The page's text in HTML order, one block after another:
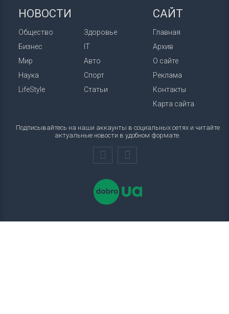
НОВОСТИ
Общество
Бизнес
Мир
Наука
LifeStyle
Здоровье
IT
Авто
Спорт
Статьи
САЙТ
Главная
Архив
О сайте
Реклама
Контакты
Карта сайта
Подписывайтесь на наши аккаунты в социальных сетях и читайте
актуальные новости в удобном формате.